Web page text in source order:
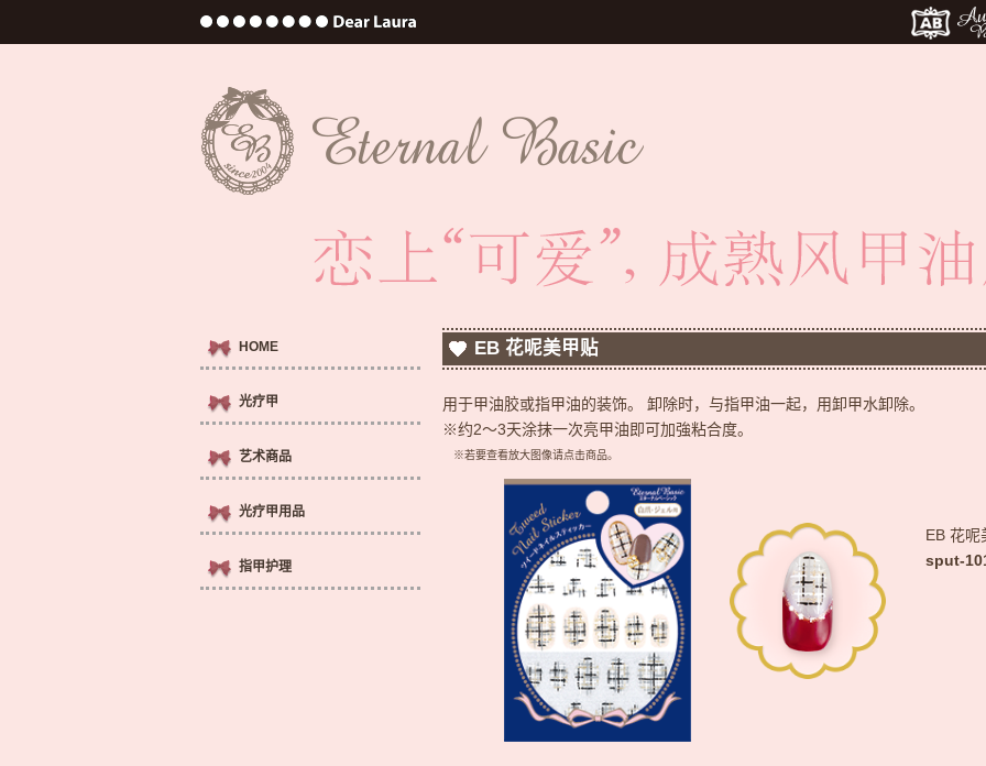
HOME
光疗甲
艺术商品
光疗甲用品
指甲护理
EB 花呢美甲贴
用于甲油胶或指甲油的装饰。 卸除时，与指甲油一起，用卸甲水卸除。
※约2～3天涂抹一次亮甲油即可加強粘合度。
※若要查看放大图像请点击商品。
EB 花呢
sput-